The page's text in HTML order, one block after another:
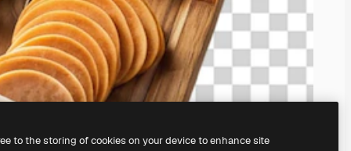
KI-Bildgeneratorerstellen.
to the storing of cookies on your device to enhance site